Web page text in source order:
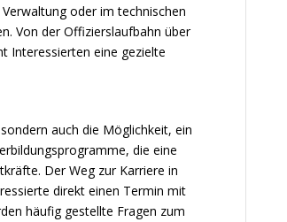
oder im technischen
Von der Offizierslaufbahn über
Interessierten eine gezielte
auch die Möglichkeit, ein
die eine
Der Weg zur Karriere in
direkt einen Termin mit
häufig gestellte Fragen zum